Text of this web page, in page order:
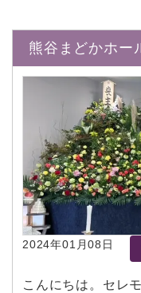
熊谷まどかホー
2024年01月08日
こんにちは。セレ